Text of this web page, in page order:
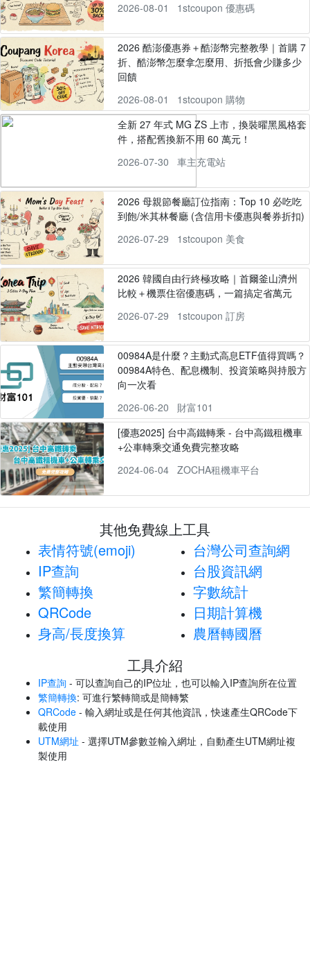
2026-08-01
1stcoupon 優惠碼
2026 酷澎優惠券＋酷澎幣完整教學｜首購 7
折、酷澎幣怎麼拿怎麼用、折抵會少賺多少
回饋
2026-08-01
1stcoupon 購物
全新 27 年式 MG ZS 上市，換裝曜黑風格套
件，搭配舊換新不用 60 萬元！
2026-07-30
車主充電站
2026 母親節餐廳訂位指南：Top 10 必吃吃
到飽/米其林餐廳 (含信用卡優惠與餐券折扣)
2026-07-29
1stcoupon 美食
2026 韓國自由行終極攻略｜首爾釜山濟州
比較＋機票住宿優惠碼，一篇搞定省萬元
2026-07-29
1stcoupon 訂房
00984A是什麼？主動式高息ETF值得買嗎？
00984A特色、配息機制、投資策略與持股方
向一次看
2026-06-20
財富101
[優惠2025] 台中高鐵轉乘 - 台中高鐵租機車
+公車轉乘交通免費完整攻略
2024-06-04
ZOCHA租機車平台
其他免費線上工具
表情符號(emoji)
IP查詢
繁簡轉換
QRCode
身高/長度換算
台灣公司查詢網
台股資訊網
字數統計
日期計算機
農曆轉國曆
工具介紹
IP查詢 - 可以查詢自己的IP位址，也可以輸入IP查詢所在位置
繁簡轉換: 可進行繁轉簡或是簡轉繁
QRCode - 輸入網址或是任何其他資訊，快速產生QRCode下
載使用
UTM網址 - 選擇UTM參數並輸入網址，自動產生UTM網址複
製使用